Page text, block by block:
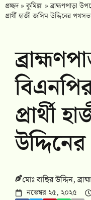
প্রচ্ছদ»কুমিল্লা »ব্রাহ্মণপাড়া
প্রার্থী হাজী জসিম উদ্দিনের পথসভা
প্রার্থী
‎মোঃ বাছির উদ্দিন,
নভেম্বর ২৫, ২০২৫